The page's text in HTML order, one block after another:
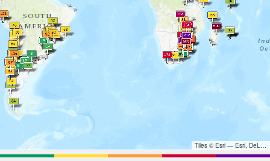
Tiles © Esri — Esri, DeLorme, NAVTEQ, TomTom, Intermap, iPC, USGS, FAO, NPS, NRCAN, GeoBase, Kadaster NL, Ordnance Survey, Esri Japan, METI, Esri China (Hong Kong), and the GIS User Community